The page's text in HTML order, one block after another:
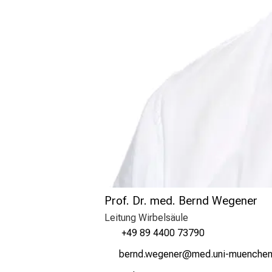
Prof. Dr. med. Bernd Wegener
Leitung Wirbelsäule
+49 89 4400 73790
jJipaumD éixiuip